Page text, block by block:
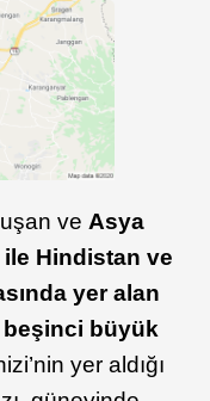
ve Asya
ile Hindistan ve
yer alan
beşinci büyük
yer aldığı